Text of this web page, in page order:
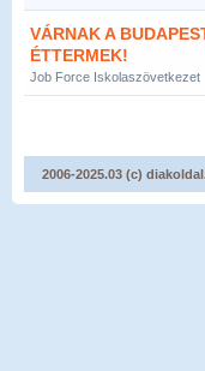
VÁRNAK A
ÉTTERMEK!
Job Force Iskolaszövetkezet
2006-2025.03 (c)